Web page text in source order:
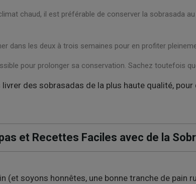
chaud, il est préférable de conserver la sobrasada
dans les deux à trois semaines pour en profiter
pour prolonger sa conservation. Sachez toutefois
des sobrasadas de la plus haute qualité,
et Recettes Faciles avec de la
(et soyons honnêtes, une bonne tranche de pain